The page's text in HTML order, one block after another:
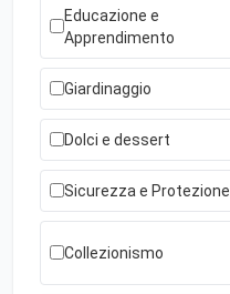
Educazione e
Apprendimento
Giardinaggio
Dolci e dessert
Sicurezza e Protezione
Collezionismo